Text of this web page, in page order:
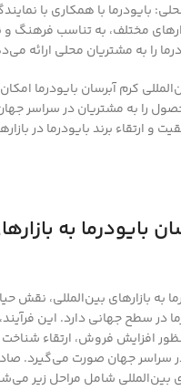
بایودرما با همکاری با
مختلف، به تناسب فرهنگ و
را به مشتریان محلی ارائه
کرم آبرسان بایودرما
را به مشتریان در سراسر
و ارتقاء برند بایودرما در
بایودرما به
به بازارهای بین‌المللی، نقش
در سطح جهانی دارد. این
افزایش فروش، ارتقاء شناخت
در سراسر جهان صورت می‌گیرد.
بین‌المللی شامل مراحل زیر